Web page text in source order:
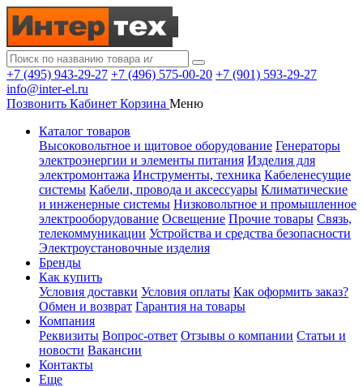
+7 (495) 943-29-27 +7 (496) 575-00-20 +7 (901) 593-29-27
info@inter-el.ru
Позвонить Кабинет Корзина Меню
Каталог товаров
Высоковольтное и щитовое оборудование Генераторы
электроэнергии и элементы питания Изделия для
электромонтажа Инструменты, техника Кабеленесущие
системы Кабели, провода и аксессуары Климатические
и инженерные системы Низковольтное и промышленное
электрооборудование Освещение Прочие товары Связь,
телекоммуникации Устройства и средства безопасности
Электроустановочные изделия
Бренды
Как купить
Условия доставки Условия оплаты Как оформить заказ?
Обмен и возврат Гарантия на товары
Компания
Реквизиты Вопрос-ответ Отзывы о компании Статьи и
новости Вакансии
Контакты
Еще